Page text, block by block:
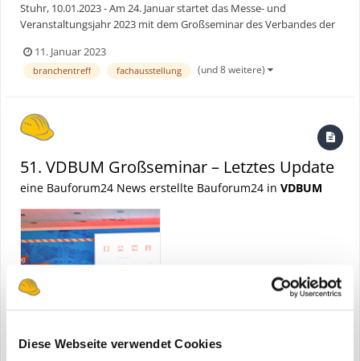
Diese Webseite verwendet Cookies
Stuhr, 10.01.2023 - Am 24. Januar startet das Messe- und
Veranstaltungsjahr 2023 mit dem Großseminar des Verbandes der
Kongresszentrum Sauerland Stern Hotel in Willingen. Wolfgang
Bosbach, langjähriger CDU Bundestagsabgeordneter, der über
11. Januar 2023
branchentreff fachausstellung (und 8 weitere)
51. VDBUM Großseminar – Letztes Update
eine Bauforum24 News erstellte Bauforum24 in VDBUM